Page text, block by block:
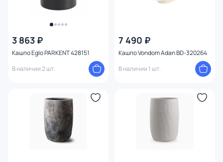
3 863 ₽
Кашпо Eglo PARKENT 428151
В наличии 2 шт.
7 490 ₽
Кашпо Vondom Adan BD-320264
В наличии 1 шт.